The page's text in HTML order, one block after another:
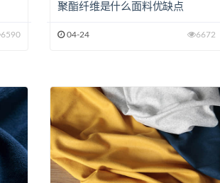
6590
聚酯纤维是什么面料优缺点
04-24 6672